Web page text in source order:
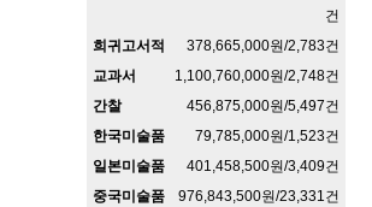
건
378,665,000원/2,783건
희귀고서적
1,100,760,000원/2,748건
교과서
456,875,000원/5,497건
간찰
79,785,000원/1,523건
한국미술품
401,458,500원/3,409건
일본미술품
976,843,500원/23,331건
중국미술품